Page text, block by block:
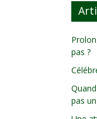
pas ?
pas